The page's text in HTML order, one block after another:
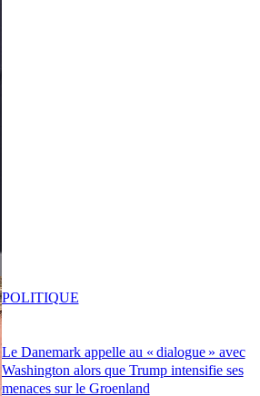
Le Danemark appelle au « dialogue » avec
Washington alors que Trump intensifie ses
menaces sur le Groenland
POLITIQUE